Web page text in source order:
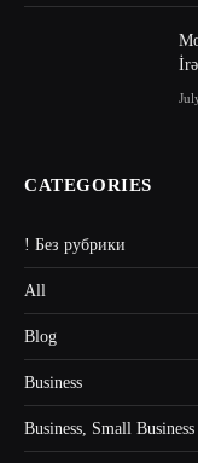
CATEGORIES
! Без рубрики
All
Blog
Business
Business, Small Business